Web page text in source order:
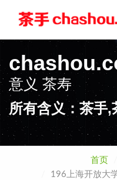
意义
茶手
所有含义：茶手,
首页
196上海开放大